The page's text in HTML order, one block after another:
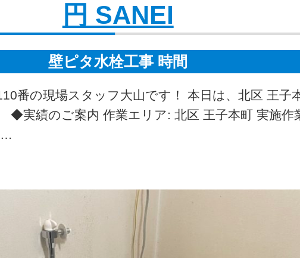
円 SANEI
壁ピタ水栓工事 時間
番の現場スタッフ大山です！ 本日は、北区 王子
◆実績のご案内 作業エリア: 北区 王子本町 実施作
…